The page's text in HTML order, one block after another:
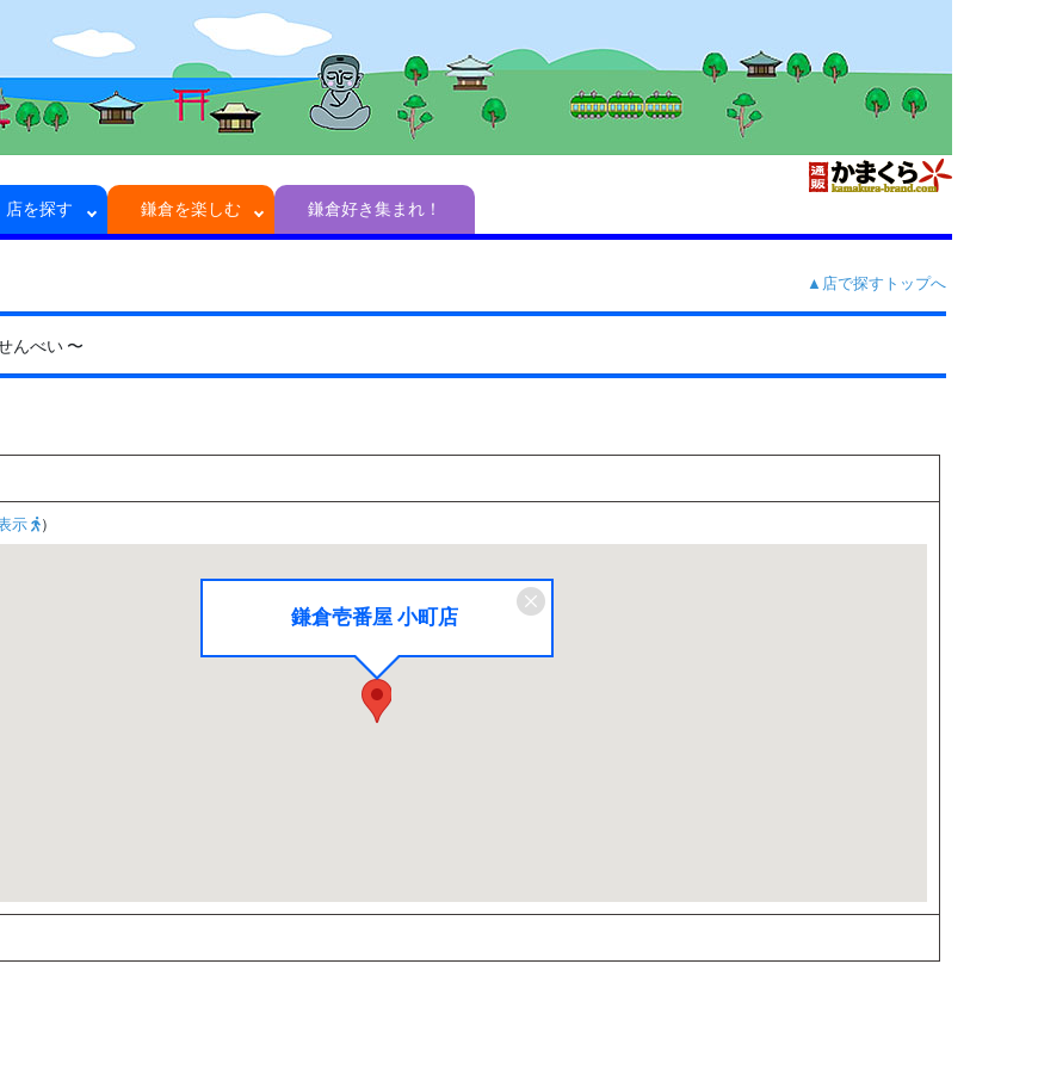
店を探す 鎌倉を楽しむ 鎌倉好き集まれ！
▲店で探すトップへ
んべい 〜
示 ）
鎌倉壱番屋 小町店